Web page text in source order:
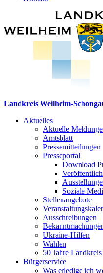
Landkreis Weilheim-
Aktuelles
Aktuelle
Amtsblatt
Pressemitteilungen
Presseportal
Download
Soziale
Stellenangebote
Ausschreibungen
Ukraine-Hilfen
Wahlen
50 Jahre
Bürgerservice
Was erledige ich